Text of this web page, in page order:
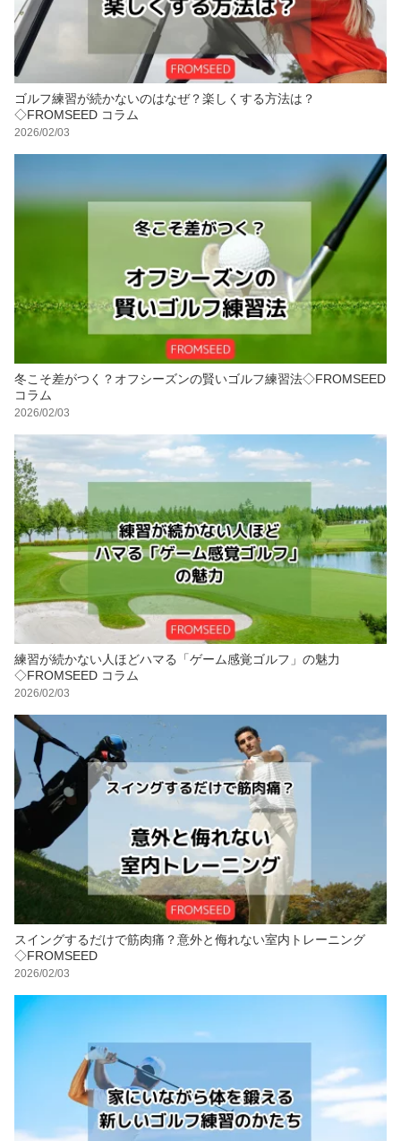
ゴルフ練習が続かないのはなぜ？楽しくする方法は？
◇FROMSEED コラム
2026/02/03
冬こそ差がつく？オフシーズンの賢いゴルフ練習法◇FROMSEED
コラム
2026/02/03
練習が続かない人ほどハマる「ゲーム感覚ゴルフ」の魅力
◇FROMSEED コラム
2026/02/03
スイングするだけで筋肉痛？意外と侮れない室内トレーニング
◇FROMSEED
2026/02/03